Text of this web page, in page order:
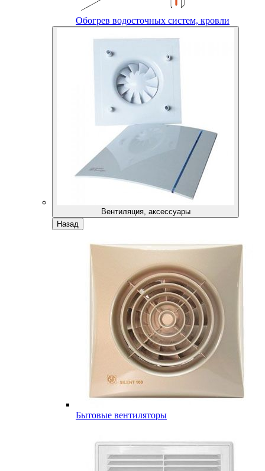
Обогрев водосточных систем, кровли
Вентиляция, аксессуары
Назад
Бытовые вентиляторы